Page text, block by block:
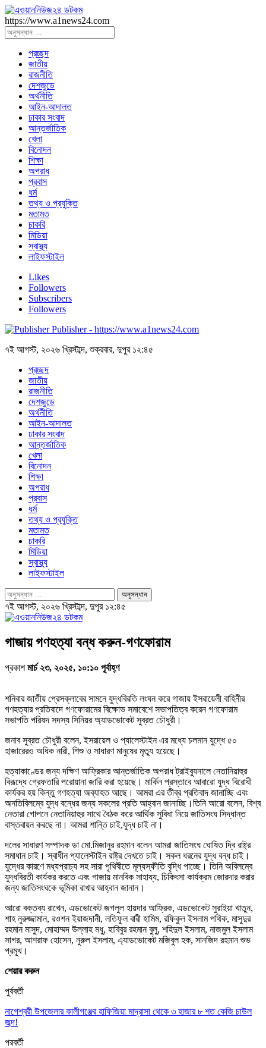
https://www.a1news24.com
প্রচ্ছদ
জাতীয়
রাজনীতি
দেশজুডে
অর্থনীতি
আইন-আদালত
ঢাকার সংবাদ
আন্তর্জাতিক
খেলা
বিনোদন
শিক্ষা
অপরাধ
প্রবাস
ধর্ম
তথ্য ও প্রযুক্তি
মতামত
চাকরি
মিডিয়া
স্বাস্থ্য
লাইফস্টাইল
Likes
Followers
Subscribers
Followers
Publisher - https://www.a1news24.com
৭ই আগস্ট, ২০২৬ খ্রিস্টাব্দ, শুক্রবার, দুপুর ১২:৪৫
প্রচ্ছদ
জাতীয়
রাজনীতি
দেশজুডে
অর্থনীতি
আইন-আদালত
ঢাকার সংবাদ
আন্তর্জাতিক
খেলা
বিনোদন
শিক্ষা
অপরাধ
প্রবাস
ধর্ম
তথ্য ও প্রযুক্তি
মতামত
চাকরি
মিডিয়া
স্বাস্থ্য
লাইফস্টাইল
৭ই আগস্ট, ২০২৬ খ্রিস্টাব্দ, দুপুর ১২:৪৫
গাজায় গণহত্যা বন্ধ করুন-গণফোরাম
প্রকাশমার্চ ২৩, ২০২৫, ১০:১০ পূর্বাহ্ণ
শনিবার জাতীয় প্রেসক্লাবের সামনে যুদ্ধবিরতি লংঘন করে গাজায় ইসরায়েলী বাহিনীর
গণহত্যার প্রতিবাদে গণফোরামের বিক্ষোভ সমাবেশে সভাপতিত্ব করেন গণফোরাম
সভাপতি পরিষদ সদস্য সিনিয়র অ্যাডভোকেট সুব্রত চৌধুরী।
জনাব সুব্রত চৌধুরী বলেন, ইসরায়েল ও প্যালেস্টাইন এর মধ্যে চলমান যুদ্ধে ৫০
হাজারেরও অধিক নারী, শিশু ও সাধারণ মানুষের মৃত্যু হয়েছে।
হত্যাকাণ্ডের জন্য দক্ষিণ আফ্রিকার আন্তর্জাতিক অপরাধ ট্রাইব্যুনালে নেতানিয়াহুর
বিরূদ্ধে গ্রেফতারি পরোয়ানা জারি করা হয়েছে। মার্কিন প্রস্তাবে আবারো যুদ্ধ বিরোধী
কার্যকর হয় কিন্তু গণহত্যা অব্যাহত আছে। আমরা এর তীব্র প্রতিবাদ জানাচ্ছি এবং
অনতিবিলম্বে যুদ্ধ বন্ধের জন্য সকলের প্রতি আহ্বান জানাচ্ছি।তিনি আরো বলেন, বিশ্ব
নেতারা গোপনে নেতানিয়াহুর সাথে বৈঠক করে আর্থিক সুবিধা নিয়ে জাতিসংঘ সিদ্ধান্ত
বাস্তবায়ন করছে না। আমরা শান্তি চাই,যুদ্ধ চাই না।
দলের সাধারণ সম্পাদক ডা মো.মিজানুর রহমান বলেন আমরা জাতিসংঘ ঘোষিত দ্বি রাষ্ট্র
সমাধান চাই। স্বাধীন প্যালেস্টাইন রাষ্ট্র দেখতে চাই। সকল ধরনের যুদ্ধ বন্ধ চাই।
যুদ্ধের কারণে মধ্যপ্রাচ্য সহ সারা পৃথিবীতে মূল্যস্ফীতি বৃদ্ধি পাচ্ছে। তিনি অবিলম্বে
যুদ্ধবিরতী কার্যকর করতে এবং গাজায় মানবিক সাহায্য, চিকিৎসা কার্যক্রম জোরদার করার
জন্য জাতিসংঘকে ভূমিকা রাখার আহ্বান জানান।
আরো বক্তব্য রাখেন, এডভোকেট জগলুল হায়দার আফ্রিক, এডভোকেট সুরাইয়া খাতুন,
শাহ নুরুজ্জামান, রওশন ইয়াজদানী, লতিফুল বারী হামিম, রফিকুল ইসলাম পথিক, মাসুদুর
রহমান মাসুদ, মোহাম্মদ উল্লাহ মধু, হাবিবুর রহমান বুলু, শহিদুল ইসলাম, নাজমুল ইসলাম
সাগর, আশরাফ হোসেন, নুরুল ইসলাম, এ্যাডভোকেট মজিবুল হক, সানজিদ রহমান শুভ
প্রমূখ।
শেয়ার করুন
পুর্ববর্তী
নাগেশ্বরী উপজেলার কালীগঞ্জের হাফিজিয়া মাদ্রাসা থেকে ৩ হাজার ৮ শত কেজি চাউল
জব্দ!
পরবর্তী